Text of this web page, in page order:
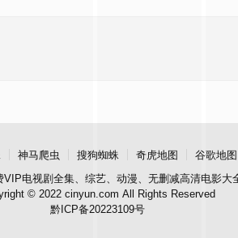
神马爬虫 搜狗蜘蛛 奇虎地图 谷歌地图
VIP电视剧全集、综艺、动漫、无删减高清电影大
© 2022 cinyun.com All Rights Reserved
黔ICP备20223109号